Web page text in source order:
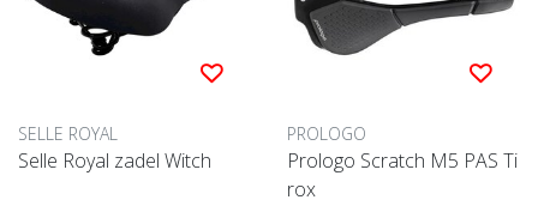
SELLE ROYAL
Selle Royal zadel Witch
PROLOGO
Prologo Scratch M5 PAS Ti
rox